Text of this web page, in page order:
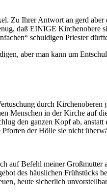
Zu Ihrer Antwort an gerd
daß EINIGE Kirchenobere
schuldigen Priester
aber man kann um
durch
Menschen in der Kirche auf
den ganzen Kopf ab,
der Hölle sie nicht
auf Befehl meiner
des häuslichen
heute sicherlich